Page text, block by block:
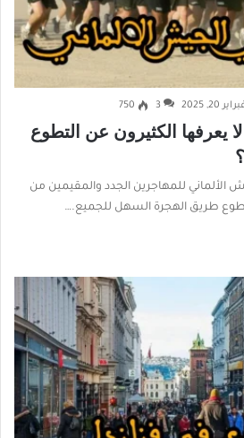
20, 2025
3
750
يعرفها الكثيرون عن التطوع
الألماني للمهاجرين الجدد والمقيمين من
طريق الهجرة السهل للجميع.…